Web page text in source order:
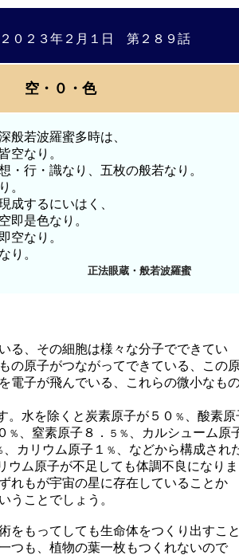
２３年２月１日 第２８９話
空・０・色
若波羅蜜多時は、
なり。
・識なり、五枚の般若なり。
するにいはく、
是色なり。
なり。
。
正法眼蔵・般若波羅蜜
る、その細胞は様々な分子でできてい
の原子がつながってできている、この
電子が飛んでいる、これらの微小なも
。水を除くと炭素原子が５０ ％
、酸素原
％ 、窒素原子８． ５％
、カルシューム原
、カリウム原子１ ％
、などから構成され
ウム原子が不足しても体調不良になりま
れもが宇宙の星に存在していることか
うことでしょう。
をもってしても生命体をつくり出すこと
つも、植物の葉一枚もつくれないので